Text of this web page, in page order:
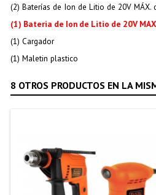
(2) Baterías de Ion de Litio de 20V MÁX.
(1) Bateria de Ion de Litio de 20V MAX
(1) Cargador
(1) Maletin plastico
8 OTROS PRODUCTOS EN LA